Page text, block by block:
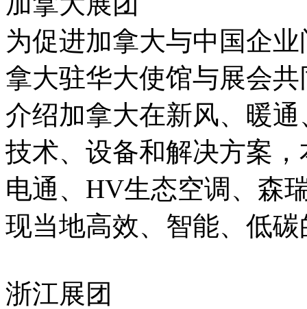
为促进加拿大与中国企
拿大驻华大使馆与展会
介绍加拿大在新风、暖
技术、设备和解决方案
电通、HV生态空调、森
现当地高效、智能、低
浙江展团